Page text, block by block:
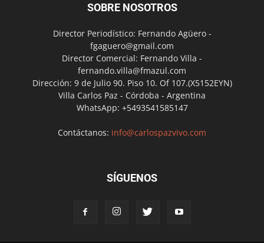
SOBRE NOSOTROS
Director Periodístico: Fernando Agüero -
fgaguero@gmail.com
Director Comercial: Fernando Villa -
fernando.villa@fmazul.com
Dirección: 9 de Julio 90. Piso 10. Of 107.(X5152EYN)
Villa Carlos Paz - Córdoba - Argentina
WhatsApp: +5493541585147
Contáctanos: info@carlospazvivo.com
SÍGUENOS